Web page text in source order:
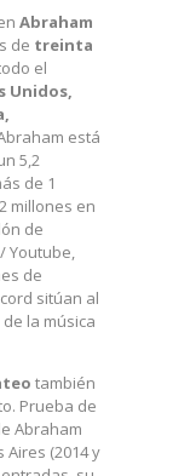
Abraham
de treinta
el
Unidos,
está
5,2
de 1
millones en
de
Youtube,
de
sitúan al
la música
también
Prueba de
Abraham
Aires (2014 y